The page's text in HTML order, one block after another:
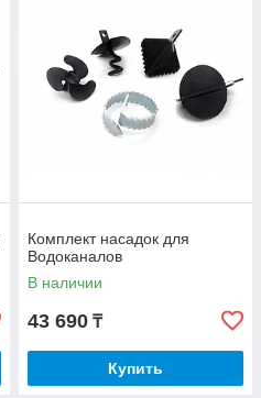
Комплект насадок для
Водоканалов
В наличии
43 690 ₸
Купить